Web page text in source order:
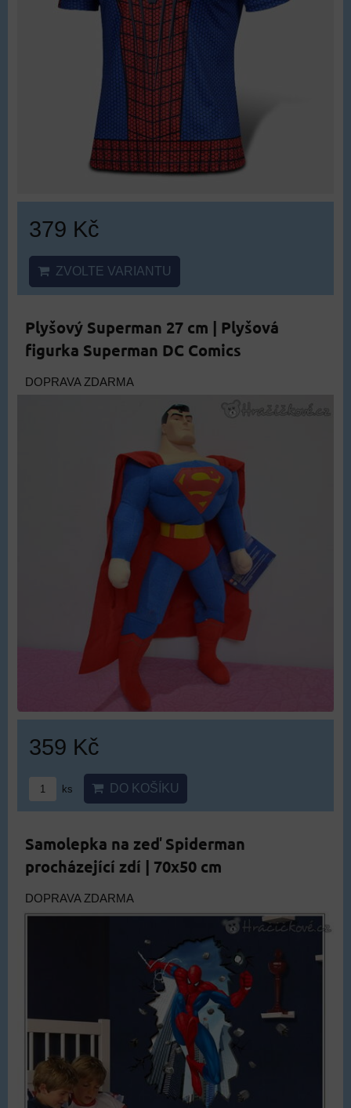
379 Kč
ZVOLTE VARIANTU
Plyšový Superman 27 cm | Plyšová
figurka Superman DC Comics
DOPRAVA ZDARMA
359 Kč
ks DO KOŠÍKU
Samolepka na zeď Spiderman
procházející zdí | 70x50 cm
DOPRAVA ZDARMA